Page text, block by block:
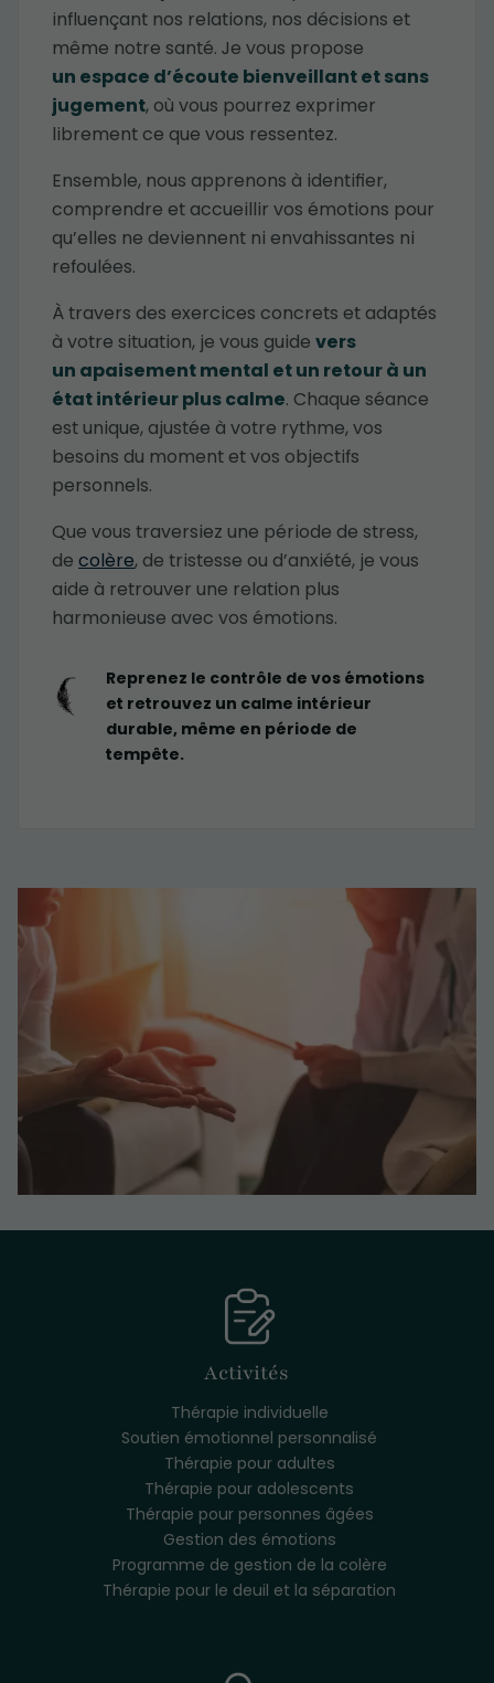
influençant nos relations, nos décisions et
même notre santé. Je vous propose
un espace d’écoute bienveillant et sans
jugement, où vous pourrez exprimer
librement ce que vous ressentez.
Ensemble, nous apprenons à identifier,
comprendre et accueillir vos émotions pour
qu’elles ne deviennent ni envahissantes ni
refoulées.
À travers des exercices concrets et adaptés
à votre situation, je vous guide vers
un apaisement mental et un retour à un
état intérieur plus calme. Chaque séance
est unique, ajustée à votre rythme, vos
besoins du moment et vos objectifs
personnels.
Que vous traversiez une période de stress,
de colère, de tristesse ou d’anxiété, je vous
aide à retrouver une relation plus
harmonieuse avec vos émotions.
Reprenez le contrôle de vos émotions
et retrouvez un calme intérieur
durable, même en période de
tempête.
Activités
Thérapie individuelle
Soutien émotionnel personnalisé
Thérapie pour adultes
Thérapie pour adolescents
Thérapie pour personnes âgées
Gestion des émotions
Programme de gestion de la colère
Thérapie pour le deuil et la séparation